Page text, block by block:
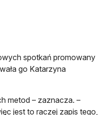
spotkań promowany
go Katarzyna
metod – zaznacza. –
jest to raczej zapis tego,